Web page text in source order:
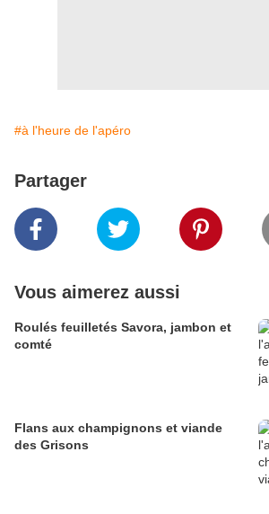
#à l'heure de l'apéro
Partager
Vous aimerez aussi
Roulés feuilletés Savora, jambon et
comté
Flans aux champignons et viande
des Grisons